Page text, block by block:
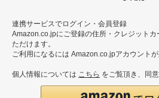
連携サービスでログイン・会員登録
Amazon.co.jpにご登録の住所・クレジット
ただけます。
ご利用になるには Amazon.co.jpアカウントが
個人情報については こちら をご覧頂き、同